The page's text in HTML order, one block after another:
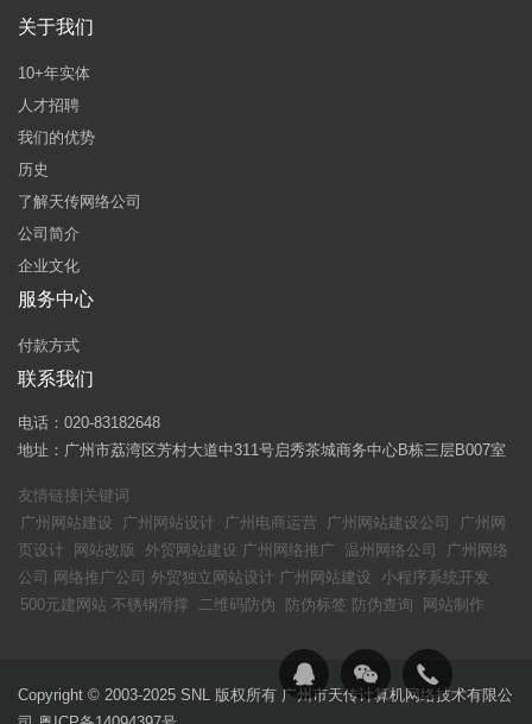
关于我们
10+年实体
人才招聘
我们的优势
历史
了解天传网络公司
公司简介
企业文化
服务中心
付款方式
联系我们
电话：020-83182648
地址：广州市荔湾区芳村大道中311号启秀茶城商务中心B栋三层B007室
友情链接|关键词
广州网站建设
广州网站设计 广州电商运营 广州网站建设公司
广州网
页设计
网站改版 外贸网站建设 广州网络推广 温州网络公司
广州网络
公司 网络推广公司 外贸独立网站设计 广州网站建设 小程序系统开发
500元建网站 不锈钢滑撑 二维码防伪 防伪标签 防伪查询 网站制作
Copyright © 2003-2025 SNL 版权所有 广州市天传计算机网络技术有限公